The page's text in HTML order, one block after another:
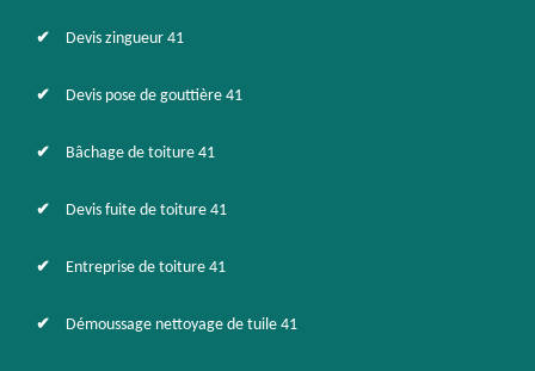
Devis zingueur 41
Devis pose de gouttière 41
Bâchage de toiture 41
Devis fuite de toiture 41
Entreprise de toiture 41
Démoussage nettoyage de tuile 41